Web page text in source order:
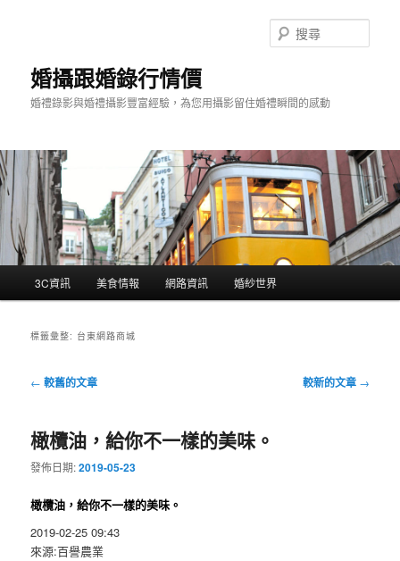
婚攝跟婚錄行情價
婚禮錄影與婚禮攝影豐富經驗，為您用攝影留住婚禮瞬間的感動
尋
3C資訊 美食情報 網路資訊 婚紗世界
標籤彙整: 台東網路商城
文
覽
← 較舊的文章 較新的文章 →
橄欖油，給你不一樣的美味。
發佈日期:2019-05-23
橄欖油，給你不一樣的美味。
2019-02-25 09:43
來源:百譽農業